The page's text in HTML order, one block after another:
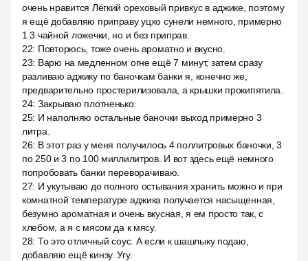
очень нравится Лёгкий ореховый привкус в аджике, поэтому
я ещё добавляю приправу уцхо сунели немного, примерно
1 3 чайной ложечки, но и без приправ.
22: Повторюсь, тоже очень ароматно и вкусно.
23: Варю на медленном огне ещё 7 минут, затем сразу
разливаю аджику по баночкам банки я, конечно же,
предварительно простерилизовала, а крышки прокипятила.
24: Закрываю плотненько.
25: И наполняю остальные баночки выход примерно 3
литра.
26: В этот раз у меня получилось 4 поллитровых баночки, 3
по 250 и 3 по 100 миллилитров. И вот здесь ещё немного
попробовать банки переворачиваю.
27: И укутываю до полного остывания хранить можно и при
комнатной температуре аджика получается насыщенная,
безумно ароматная и очень вкусная, я ем просто так, с
хлебом, а я с мясом да к мясу.
28: То это отличный соус. А если к шашлыку подаю,
добавляю ещё кинзу. Угу.